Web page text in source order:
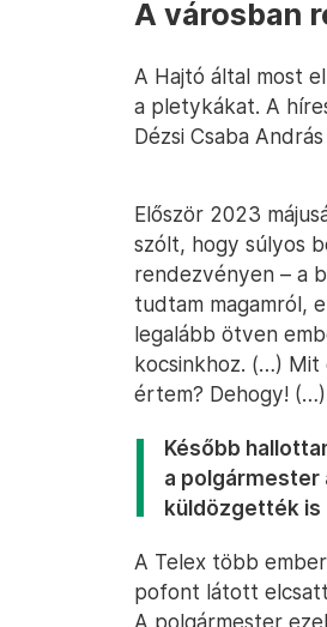
A városban
A Hajtó által most
a pletykákat. A
Dézsi Csaba
Először 2023
szólt, hogy súlyos
rendezvényen – a
tudtam magamról,
legalább ötven
kocsinkhoz. (…)
értem? Dehogy! (…)
Később
a polgármester
küldözgették is
A Telex több
pofont látott
A polgármester